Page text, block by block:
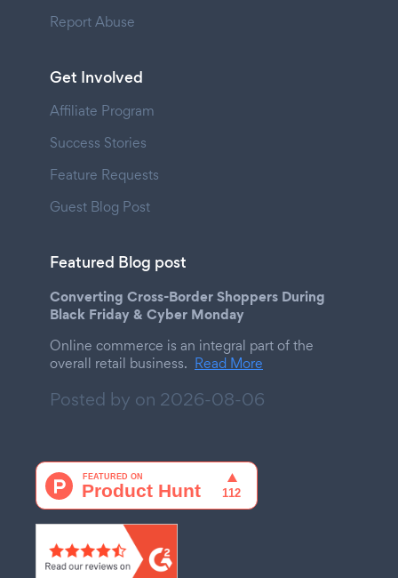
Report Abuse
Get Involved
Affiliate Program
Success Stories
Feature Requests
Guest Blog Post
Featured Blog post
Converting Cross-Border Shoppers During
Black Friday & Cyber Monday
Online commerce is an integral part of the
overall retail business. Read More
Posted by on 2026-08-06